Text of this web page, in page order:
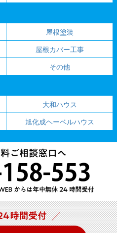
屋根塗装
屋根カバー工事
その他
大和ハウス
旭化成ヘーベルハウス